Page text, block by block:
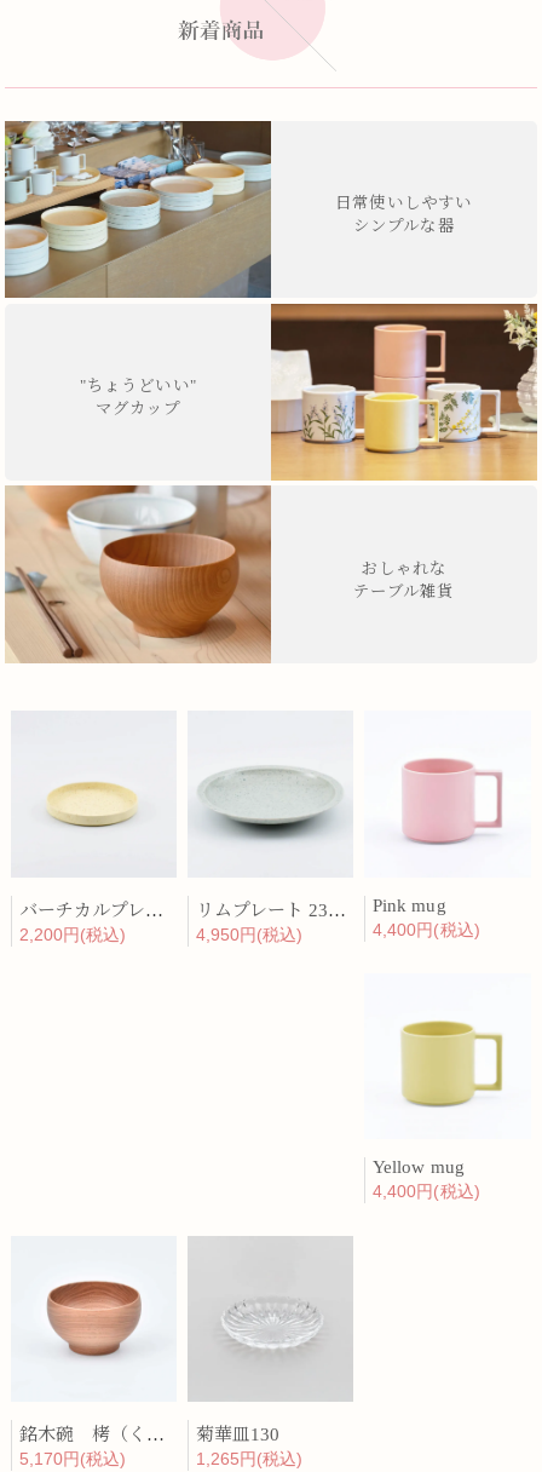
日常使いしやすい
シンプルな器
"ちょうどいい"
マグカップ
おしゃれな
テーブル雑貨
バーチカルプレート 15cm 化粧土
2,200円(税込)
リムプレート 23cm 呉須散
4,950円(税込)
Pink mug
4,400円(税込)
Yellow mug
4,400円(税込)
銘木碗 栲（くるみ）
5,170円(税込)
菊華皿130
1,265円(税込)